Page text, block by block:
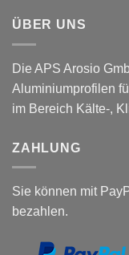
ÜBER UNS
Die APS Arosio
Aluminiumprofilen
im Bereich Kälte-,
ZAHLUNG
Sie können mit
bezahlen.